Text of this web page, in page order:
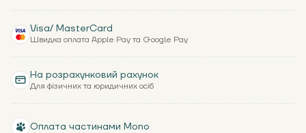
Visa/ MasterCard
Швидка оплата Apple Pay та Google Pay
На розрахунковий рахунок
Для фізичних та юридичних осіб
Оплата частинами Mono